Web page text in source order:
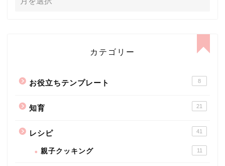
カテゴリー
お役立ちテンプレート 8
知育 21
レシピ 41
親子クッキング 11